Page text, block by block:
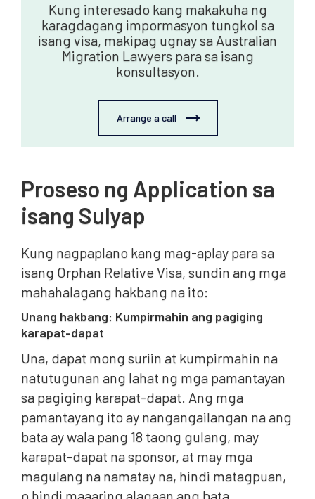
Kung interesado kang makakuha ng
karagdagang impormasyon tungkol sa
isang visa, makipag ugnay sa Australian
Migration Lawyers para sa isang
konsultasyon.
Arrange a call
Proseso ng Application sa
isang Sulyap
Kung nagpaplano kang mag-aplay para sa
isang Orphan Relative Visa, sundin ang mga
mahahalagang hakbang na ito:
Unang hakbang: Kumpirmahin ang pagiging
karapat-dapat
Una, dapat mong suriin at kumpirmahin na
natutugunan ang lahat ng mga pamantayan
sa pagiging karapat-dapat. Ang mga
pamantayang ito ay nangangailangan na ang
bata ay wala pang 18 taong gulang, may
karapat-dapat na sponsor, at may mga
magulang na namatay na, hindi matagpuan,
o hindi maaaring alagaan ang bata.